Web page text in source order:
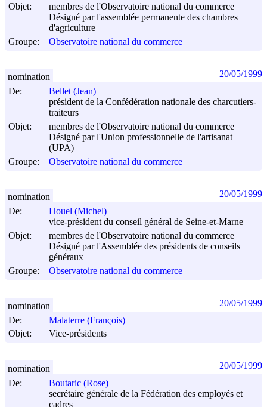
Objet:
membres de l'Observatoire national du commerce
Désigné par l'assemblée permanente des chambres
d'agriculture
Groupe:
Observatoire national du commerce
De:
Bellet (Jean)
président de la Confédération nationale des charcutiers-
traiteurs
Objet:
membres de l'Observatoire national du commerce
Désigné par l'Union professionnelle de l'artisanat
(UPA)
Groupe:
Observatoire national du commerce
nomination 20/05/1999
De:
Houel (Michel)
vice-président du conseil général de Seine-et-Marne
Objet:
membres de l'Observatoire national du commerce
Désigné par l'Assemblée des présidents de conseils
généraux
Groupe:
Observatoire national du commerce
nomination 20/05/1999
De:
Malaterre (François)
Objet:
Vice-présidents
nomination 20/05/1999
De:
Boutaric (Rose)
secrétaire générale de la Fédération des employés et
cadres
nomination 20/05/1999